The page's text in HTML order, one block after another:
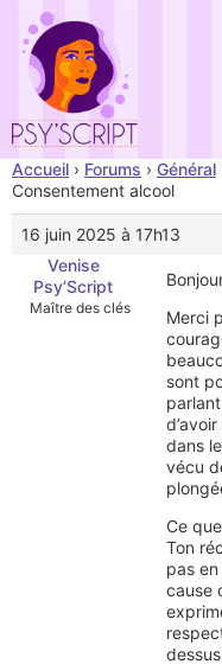
Accueil › Forums › Général
Consentement alcool
16 juin 2025 à 17h13
Venise
Psy’Script
Maître des clés
Merci
sont
dans
vécu
Ce
Ton
pas
cause